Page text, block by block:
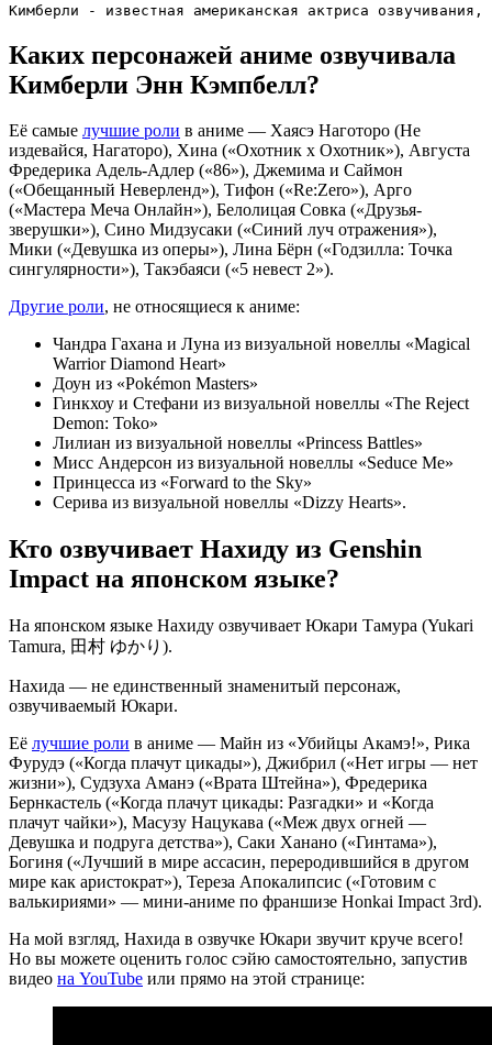
Кимберли - известная американская актриса
Каких персонажей аниме озвучивала
Кимберли Энн Кэмпбелл?
Её самые лучшие роли в аниме — Хаясэ Наготоро (Не
издевайся, Нагаторо), Хина («Охотник х Охотник»), Августа
Фредерика Адель-Адлер («86»), Джемима и Саймон
(«Обещанный Неверленд»), Тифон («Re:Zero»), Арго
(«Мастера Меча Онлайн»), Белолицая Совка («Друзья-
зверушки»), Сино Мидзусаки («Синий луч отражения»),
Мики («Девушка из оперы»), Лина Бёрн («Годзилла: Точка
сингулярности»), Такэбаяси («5 невест 2»).
Другие роли, не относящиеся к аниме:
Чандра Гахана и Луна из визуальной новеллы «Magical
Warrior Diamond Heart»
Доун из «Pokémon Masters»
Гинкхоу и Стефани из визуальной новеллы «The Reject
Demon: Toko»
Лилиан из визуальной новеллы «Princess Battles»
Мисс Андерсон из визуальной новеллы «Seduce Me»
Принцесса из «Forward to the Sky»
Серива из визуальной новеллы «Dizzy Hearts».
Кто озвучивает Нахиду из Genshin
Impact на японском языке?
На японском языке Нахиду озвучивает Юкари Тамура (Yukari
Tamura, 田村 ゆかり).
Нахида — не единственный знаменитый персонаж,
озвучиваемый Юкари.
Её лучшие роли в аниме — Майн из «Убийцы Акамэ!», Рика
Фурудэ («Когда плачут цикады»), Джибрил («Нет игры — нет
жизни»), Судзуха Аманэ («Врата Штейна»), Фредерика
Бернкастель («Когда плачут цикады: Разгадки» и «Когда
плачут чайки»), Масузу Нацукава («Меж двух огней —
Девушка и подруга детства»), Саки Ханано («Гинтама»),
Богиня («Лучший в мире ассасин, переродившийся в другом
мире как аристократ»), Тереза Апокалипсис («Готовим с
валькириями» — мини-аниме по франшизе Honkai Impact 3rd).
На мой взгляд, Нахида в озвучке Юкари звучит круче всего!
Но вы можете оценить голос сэйю самостоятельно, запустив
видео на YouTube или прямо на этой странице: